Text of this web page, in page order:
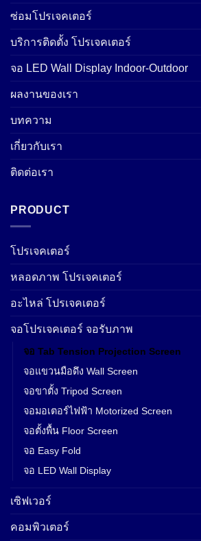
ซ่อมโปรเจคเตอร์
บริการติดตั้ง โปรเจคเตอร์
จอ LED Wall Display Indoor-Outdoor
ผลงานของเรา
บทความ
เกี่ยวกับเรา
ติดต่อเรา
PRODUCT
โปรเจคเตอร์
หลอดภาพ โปรเจคเตอร์
อะไหล่ โปรเจคเตอร์
จอโปรเจคเตอร์ จอรับภาพ
จอ Tab Tension Projection Screen
จอแขวนมือดึง Wall Screen
จอขาตั้ง Tripod Screen
จอมอเตอร์ไฟฟ้า Motorized Screen
จอตั้งพื้น Floor Screen
จอ Easy Fold
จอ LED Wall Display
เซิฟเวอร์
คอมพิวเตอร์